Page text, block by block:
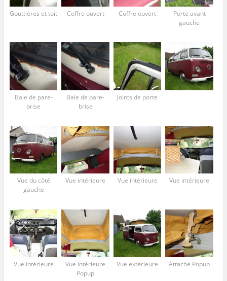
Gouttières et toit Coffre ouvert Coffre ouvert
Porte avant
gauche
Baie de pare-
brise
Baie de pare-
brise
Joints de porte
Vue du côté
gauche
Vue intérieure Vue intérieure Vue intérieure
Vue intérieure
Vue intérieure
Popup
Vue extérieure Attache Popup